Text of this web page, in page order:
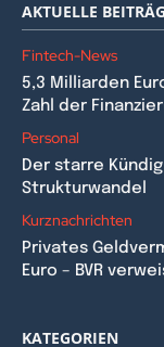
AKTUELLE
Fintech-News
5,3 Milliarden
Zahl der
Personal
Der starre
Strukturwandel
Kurznachrichten
Privates
Euro – BVR
KATEGORIEN